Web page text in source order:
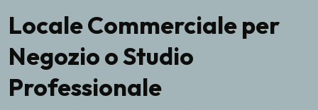
Locale Commerciale per
Negozio o Studio
Professionale